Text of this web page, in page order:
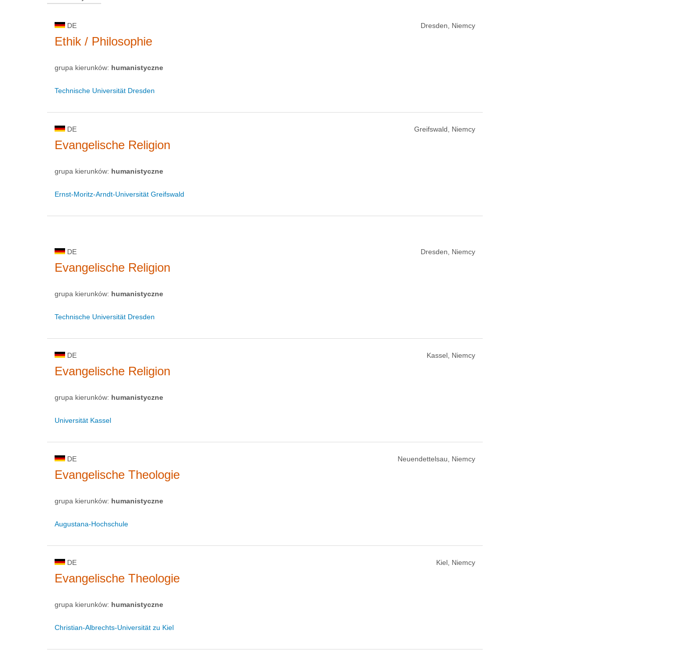
DE Dresden, Niemcy
Ethik / Philosophie
grupa kierunków: humanistyczne
Technische Universität Dresden
DE Greifswald, Niemcy
Evangelische Religion
grupa kierunków: humanistyczne
Ernst-Moritz-Arndt-Universität Greifswald
DE Dresden, Niemcy
Evangelische Religion
grupa kierunków: humanistyczne
Technische Universität Dresden
DE Kassel, Niemcy
Evangelische Religion
grupa kierunków: humanistyczne
Universität Kassel
DE Neuendettelsau, Niemcy
Evangelische Theologie
grupa kierunków: humanistyczne
Augustana-Hochschule
DE Kiel, Niemcy
Evangelische Theologie
grupa kierunków: humanistyczne
Christian-Albrechts-Universität zu Kiel